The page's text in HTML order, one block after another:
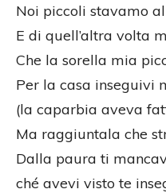
Noi piccoli stavamo
E di quell’altra volta
Che la sorella mia
Per la casa inseguivi
(la caparbia aveva
Ma raggiuntala che
Dalla paura ti
ché avevi visto te